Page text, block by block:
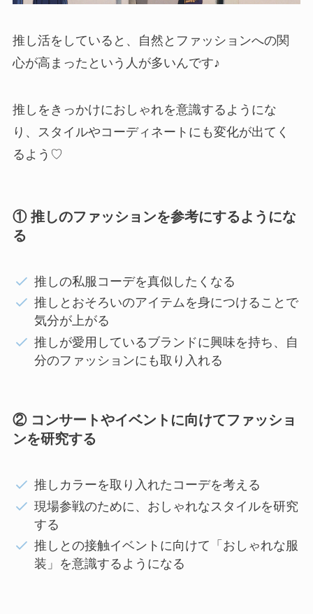
推し活をしていると、自然とファッションへの関
心が高まったという人が多いんです♪
推しをきっかけにおしゃれを意識するようにな
り、スタイルやコーディネートにも変化が出てく
るよう♡
① 推しのファッションを参考にするようにな
る
推しの私服コーデを真似したくなる
推しとおそろいのアイテムを身につけることで
気分が上がる
推しが愛用しているブランドに興味を持ち、自
分のファッションにも取り入れる
② コンサートやイベントに向けてファッショ
ンを研究する
推しカラーを取り入れたコーデを考える
現場参戦のために、おしゃれなスタイルを研究
する
推しとの接触イベントに向けて「おしゃれな服
装」を意識するようになる